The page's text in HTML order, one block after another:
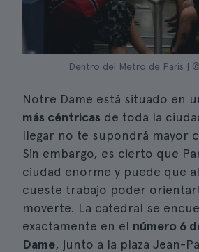
Dentro del Metro de Paris |
Notre Dame está situado en
más céntricas de toda la
llegar no te supondrá mayor
Sin embargo, es cierto que
ciudad enorme y puede que
cueste trabajo poder
moverte. La catedral se
exactamente en el número 6
Dame, junto a la plaza Jean-